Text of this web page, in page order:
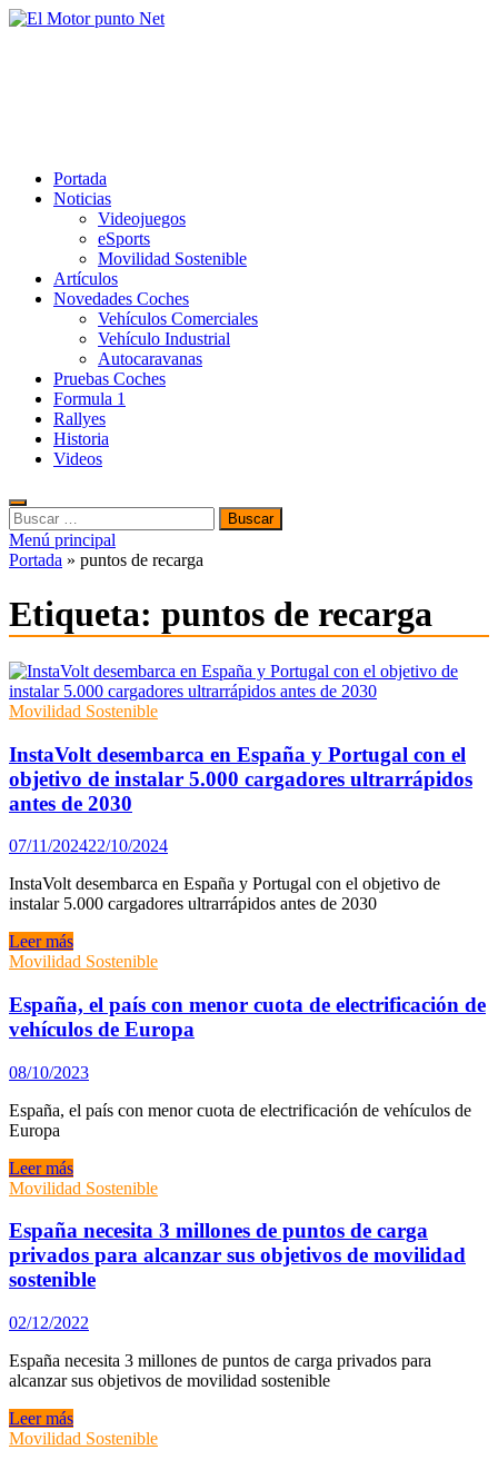
Saltar
Portada
Noticias
Videojuegos
eSports
Movilidad Sostenible
Artículos
Novedades Coches
Vehículos Comerciales
Vehículo Industrial
Autocaravanas
Pruebas Coches
Formula 1
Rallyes
Historia
Videos
Buscar:
Menú principal
Portada » puntos de recarga
Etiqueta: puntos de recarga
Movilidad Sostenible
InstaVolt desembarca en España y Portugal con el
objetivo de instalar 5.000 cargadores ultrarrápidos
antes de 2030
07/11/202422/10/2024
InstaVolt desembarca en España y Portugal con el objetivo de
instalar 5.000 cargadores ultrarrápidos antes de 2030
InstaVolt
desembarca
España
y
Portugal
el
objetivo
de
instalar
5.000
cargadores
ultrarrápidos
antes
de
2030
Leer más
Movilidad Sostenible
España, el país con menor cuota de electrificación de
vehículos de Europa
08/10/2023
España, el país con menor cuota de electrificación de vehículos de
Europa
España,
el
con
menor
cuota
de
de
de
Europa
Leer más
Movilidad Sostenible
España necesita 3 millones de puntos de carga
privados para alcanzar sus objetivos de movilidad
sostenible
02/12/2022
España necesita 3 millones de puntos de carga privados para
alcanzar sus objetivos de movilidad sostenible
España
necesita
Leer más
Movilidad Sostenible